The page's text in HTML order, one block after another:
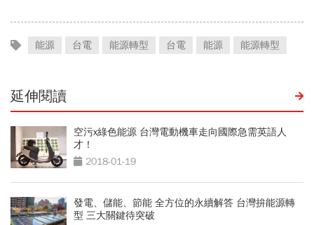
能源 台電 能源轉型 台電 能源 能源轉型
延伸閱讀
空污x綠色能源 台灣電動機車走向國際急需英語人
才！
2018-01-19
發電、儲能、節能 全方位的永續解答 台灣拚能源轉
型 三大關鍵待突破